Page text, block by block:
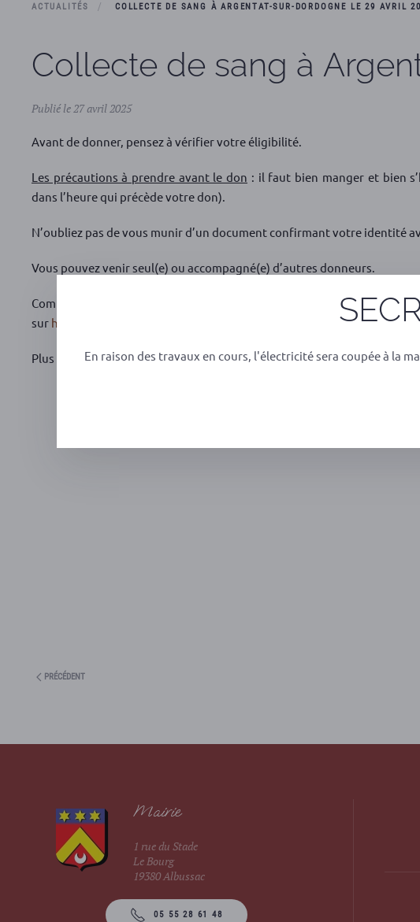
ACTUALITÉS COLLECTE DE SANG À ARGENTAT-SUR-DORDOGNE LE 29 AVRIL
Collecte de sang à
Publié le 27 avril 2025
Avant de donner, pensez à vérifier votre éligibilité.
Les précautions à prendre avant le don : il faut bien manger et bien
dans l’heure qui précède votre don).
N’oubliez pas de vous munir d’un document confirmant votre identité
Vous pouvez venir seul(e) ou accompagné(e) d’autres donneurs.
Comme vous, il est préférable qu’ils
sur https://dondesang.efs.sante.fr/
Plus de donneurs, plus de vies sauvées.
PRÉCÉDENT
Mairie
1 rue du Stade
Le Bourg
19380 Albussac
05 55 28 61 48
En raison des travaux en cours, l'électricité sera coupée à la